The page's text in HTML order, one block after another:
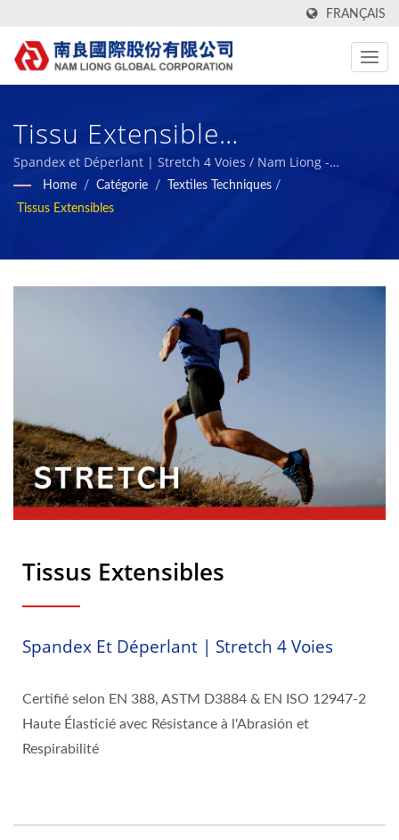
FRANÇAIS
Tissu Extensible
ARMORTEX® / Nam Liong -
Fabricant Professionnel De
Spandex et Déperlant | Stretch 4 Voies / Nam Liong -
Fabricant professionnel de composites en mousse polymère.
Home / Catégorie / Textiles Techniques /
Tissus Extensibles
Tissus Extensibles
Spandex Et Déperlant | Stretch 4 Voies
Certifié selon EN 388, ASTM D3884 & EN ISO 12947-2
Haute Élasticié avec Résistance à l'Abrasión et
Respirabilité